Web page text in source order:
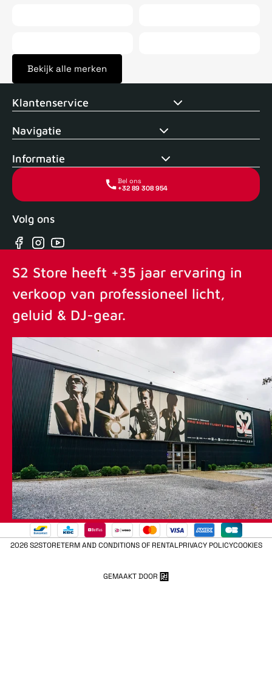
Bekijk alle merken
Voor 15uur besteld, zelfde dag verstuurd Echte winkel +35
Klantenservice
Navigatie
Informatie
Bel ons
+32 89 308 954
Volg ons
Facebook
Instagram
YouTube
S2 Store heeft +35 jaar ervaring in
verkoop van professioneel licht,
geluid & DJ-gear.
2026 S2STORETERM AND CONDITIONS OF RENTALPRIVACY POLICYCOOKIES
GEMAAKT DOOR